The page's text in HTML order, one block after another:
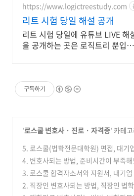
https://www.logictreestudy.com
리트 시험 당일 해설 공개
리트 시험 당일에 유튜브 LIVE 해
을 공개하는 곳은 로직트리 뿐입니
구독하기
'로스쿨 변호사 · 진로 · 자격증' 카테
5. 로스쿨(법학전문대학원) 면접, 대기
접 준비
(0)
4. 변호사되는 방법, 준비시간이 부족해
문대학원(로스쿨) 입학하는 전략
(2)
3. 로스쿨 합격자소서와 지원서, 대기
소서, 공무원 민간경력채용 자소서 – 메
(0)
2. 직장인 변호사되는 방법, 직장인 법학